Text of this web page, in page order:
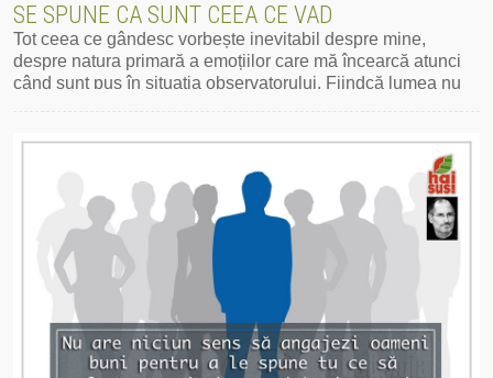
SE SPUNE CA SUNT CEEA CE VAD
Tot ceea ce gândesc vorbește inevitabil despre mine,
despre natura primară a emoțiilor care mă încearcă atunci
când sunt pus în situația observatorului. Fiindcă lumea nu
Mai mult